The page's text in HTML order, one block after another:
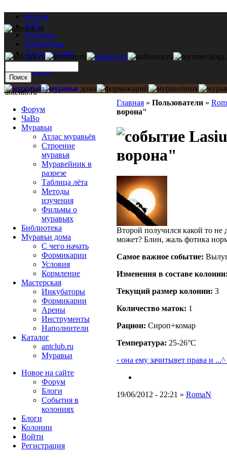
Форум
ЧаВо
Муравьи
Библиотека
Муравьи дома
Мастерская
Каталог
Главная » Пользователи »
ворона"
ворона"
Второй получился какой то
может? Блин, жаль фотика
Самое важное событие:
Изменения в составе
Текущий размер кoлонии: 3
Количество маток: 1
Рацион: Сироп+комар
Температура: 25-26°C
‹ она ему зачитывет права и ...^
19/06/2012 - 22:21 » RomaN
antclub.ru
Форум
ЧаВо
Муравьи
Атлас муравьёв
Строение
муравья
Муравейник в
разрезе
Таблица лёта
Методы
изучения
Фильмы о
муравьях
Библиотека
Муравьи дома
С чего начать
Формикарии
Условия
Кормление
Мастерская
Инкубаторы
Формикарии
Арены
Инструменты
Наполнители
Каталог
antclub.ru
Муравьи
Новое на сайте
Форум
Блоги
События в
колониях
Блоги
Колонии
Войти
Peгиcтpaция